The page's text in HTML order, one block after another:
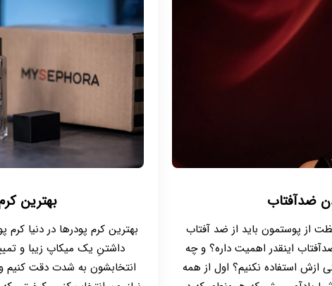
ضدآفتاب
از پوستمون باید از ضد آفتاب
ضدآفتاب اینقدر اهمیت داره؟ و چه
ازش استفاده نکنیم؟ اول از همه
بهترین
بهترین کرم پودرها در دنیا
داشتنِ یک میکاپ زیبا و
انتخابشون به شدت دقت